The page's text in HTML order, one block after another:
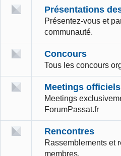
Présentations
Présentez-vous et
communauté.
Concours
Tous les concours
Meetings officiels
Meetings
ForumPassat.fr
Rencontres
Rassemblements et
membres.